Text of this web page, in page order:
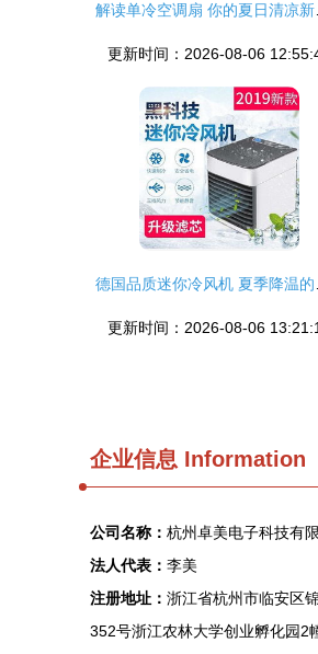
更新时间：2026-08-06
更新时间：2026-08-06
企业信息 Information
公司名称： 杭州卓美电子科技有
法人代表： 李美
注册地址： 浙江省杭州市临安区
352号浙江农林大学创业孵化园2